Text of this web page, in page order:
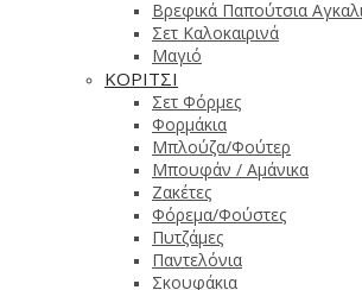
Βρεφικά Παπούτσια
Σετ Καλοκαιρινά
Μαγιό
ΚΟΡΙΤΣΙ
Σετ Φόρμες
Φορμάκια
Μπλούζα/Φούτερ
Μπουφάν / Αμάνικα
Ζακέτες
Φόρεμα/Φούστες
Πυτζάμες
Παντελόνια
Σκουφάκια